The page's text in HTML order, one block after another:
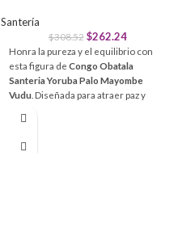
Santería
$308.52 $262.24
Honra la pureza y el equilibrio con
esta figura de Congo Obatala
Santeria Yoruba Palo Mayombe
Vudu . Diseñada para atraer paz y
cm es ideal para practicantes que
espiritual.